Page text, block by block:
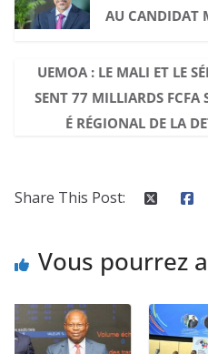
AU CANDIDAT
UEMOA : LE MALI ET LE
SENT 77 MILLIARDS FCFA
É RÉGIONAL DE LA
Share This Post:
Vous pourrez